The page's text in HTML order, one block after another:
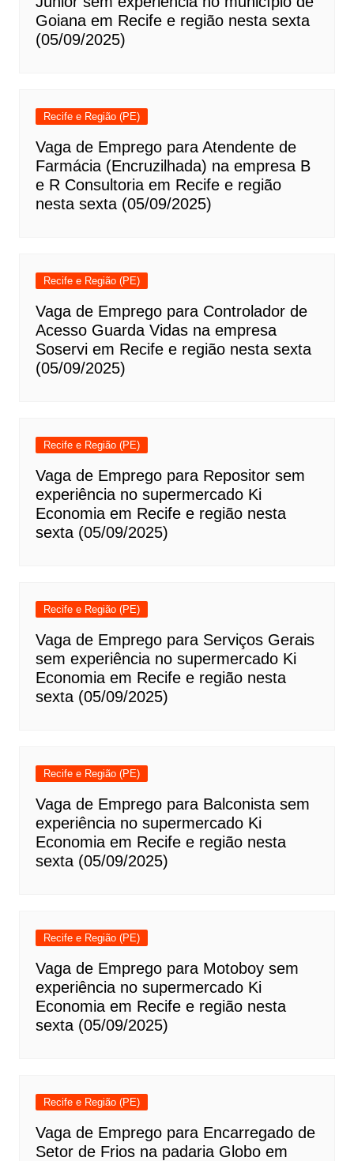
Goiana em Recife e região nesta sexta
(05/09/2025)
Recife e Região (PE)
Vaga de Emprego para Atendente de
Farmácia (Encruzilhada) na empresa B
e R Consultoria em Recife e região
nesta sexta (05/09/2025)
Recife e Região (PE)
Vaga de Emprego para Controlador de
Acesso Guarda Vidas na empresa
Soservi em Recife e região nesta sexta
(05/09/2025)
Recife e Região (PE)
Vaga de Emprego para Repositor sem
experiência no supermercado Ki
Economia em Recife e região nesta
sexta (05/09/2025)
Recife e Região (PE)
Vaga de Emprego para Serviços Gerais
sem experiência no supermercado Ki
Economia em Recife e região nesta
sexta (05/09/2025)
Recife e Região (PE)
Vaga de Emprego para Balconista sem
experiência no supermercado Ki
Economia em Recife e região nesta
sexta (05/09/2025)
Recife e Região (PE)
Vaga de Emprego para Motoboy sem
experiência no supermercado Ki
Economia em Recife e região nesta
sexta (05/09/2025)
Recife e Região (PE)
Vaga de Emprego para Encarregado de
Setor de Frios na padaria Globo em